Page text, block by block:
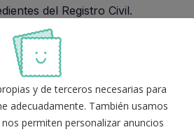
del Registro Civil.
de archivo judicial y de
en relación con la legislación
archivos judiciales. Formas de
judicial y relaciones
tecnologías en los archivos
juntas de expurgo de la
y de terceros necesarias para
adecuadamente. También usamos
permiten personalizar anuncios